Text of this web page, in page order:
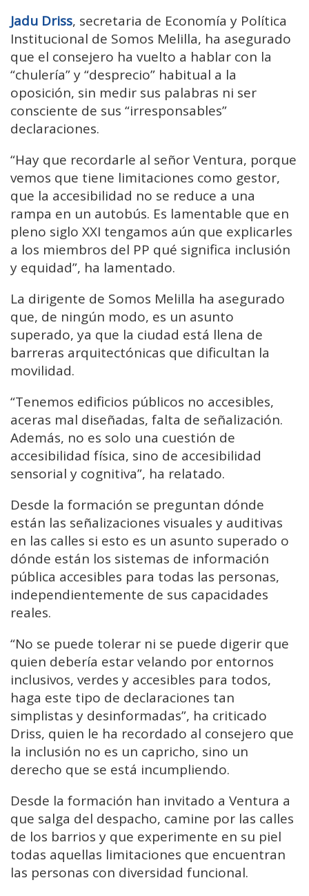
Jadu Driss, secretaria de Economía y Política
Institucional de Somos Melilla, ha asegurado
que el consejero ha vuelto a hablar con la
“chulería” y “desprecio” habitual a la
oposición, sin medir sus palabras ni ser
consciente de sus “irresponsables”
declaraciones.
“Hay que recordarle al señor Ventura, porque
vemos que tiene limitaciones como gestor,
que la accesibilidad no se reduce a una
rampa en un autobús. Es lamentable que en
pleno siglo XXI tengamos aún que explicarles
a los miembros del PP qué significa inclusión
y equidad”, ha lamentado.
La dirigente de Somos Melilla ha asegurado
que, de ningún modo, es un asunto
superado, ya que la ciudad está llena de
barreras arquitectónicas que dificultan la
movilidad.
“Tenemos edificios públicos no accesibles,
aceras mal diseñadas, falta de señalización.
Además, no es solo una cuestión de
accesibilidad física, sino de accesibilidad
sensorial y cognitiva”, ha relatado.
Desde la formación se preguntan dónde
están las señalizaciones visuales y auditivas
en las calles si esto es un asunto superado o
dónde están los sistemas de información
pública accesibles para todas las personas,
independientemente de sus capacidades
reales.
“No se puede tolerar ni se puede digerir que
quien debería estar velando por entornos
inclusivos, verdes y accesibles para todos,
haga este tipo de declaraciones tan
simplistas y desinformadas”, ha criticado
Driss, quien le ha recordado al consejero que
la inclusión no es un capricho, sino un
derecho que se está incumpliendo.
Desde la formación han invitado a Ventura a
que salga del despacho, camine por las calles
de los barrios y que experimente en su piel
todas aquellas limitaciones que encuentran
las personas con diversidad funcional.